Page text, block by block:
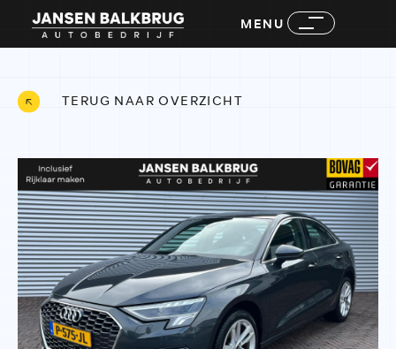
MENU
TERUG NAAR OVERZICHT